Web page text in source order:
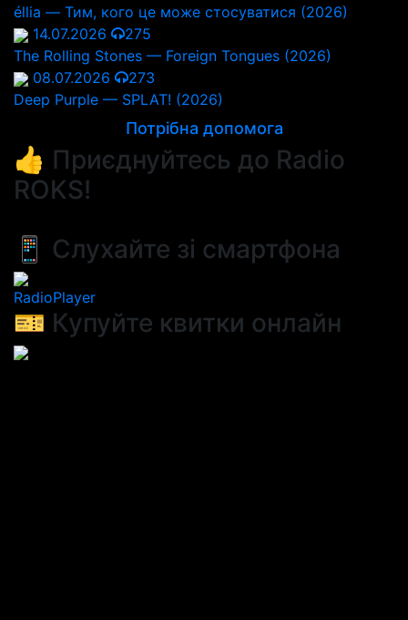
éllia — Тим, кого це може стосуватися (2026)
14.07.2026
275
The Rolling Stones — Foreign Tongues (2026)
08.07.2026
273
Deep Purple — SPLAT! (2026)
Потрібна допомога
👍 Приєднуйтесь до Radio
ROKS!
📱 Слухайте зі смартфона
RadioPlayer
🎫 Купуйте квитки онлайн